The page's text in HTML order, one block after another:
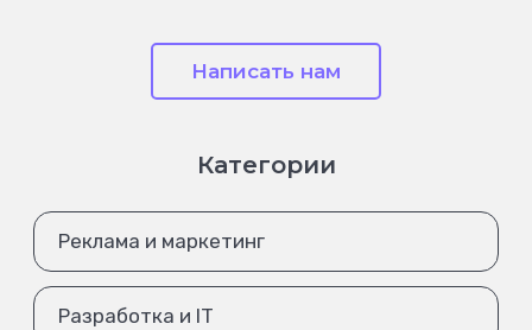
Написать нам
Категории
Реклама и маркетинг
Разработка и IT